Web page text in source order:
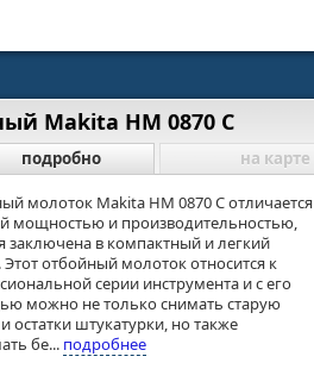
Мakita HM 0870 C
подробно на карте
молоток Makita HM 0870 C отличается
мощностью и производительностью,
заключена в компактный и легкий
Этот отбойный молоток относится к
серии инструмента и с его
можно не только снимать старую
остатки штукатурки, но также
бе... подробнее